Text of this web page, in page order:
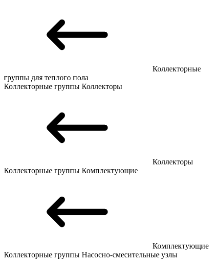
Коллекторные
группы для теплого пола
Коллекторные группы Коллекторы
Коллекторы
Коллекторные группы Комплектующие
Комплектующие
Коллекторные группы Насосно-смесительные узлы